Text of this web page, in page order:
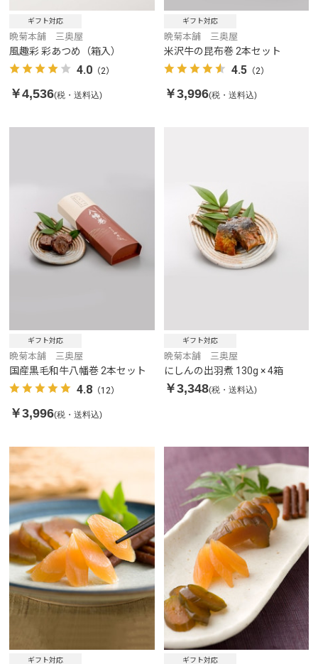
ギフト対応
晩菊本舗 三奥屋
風趣彩 彩あつめ（箱入）
4.0 （2）
￥4,536(税・送料込)
ギフト対応
晩菊本舗 三奥屋
米沢牛の昆布巻 2本セット
4.5（2）
￥3,996(税・送料込)
ギフト対応
晩菊本舗 三奥屋
国産黒毛和牛八幡巻 2本セット
4.8 （12）
￥3,996(税・送料込)
ギフト対応
晩菊本舗 三奥屋
にしんの出羽煮 130g × 4箱
￥3,348(税・送料込)
ギフト対応 ギフト対応